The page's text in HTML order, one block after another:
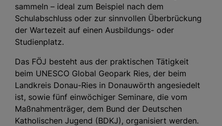
sammeln – ideal zum Beispiel nach dem
Schulabschluss oder zur sinnvollen Überbrückung
der Wartezeit auf einen Ausbildungs- oder
Studienplatz.
Das FÖJ besteht aus der praktischen Tätigkeit
beim UNESCO Global Geopark Ries, der beim
Landkreis Donau-Ries in Donauwörth angesiedelt
ist, sowie fünf einwöchiger Seminare, die vom
Maßnahmenträger, dem Bund der Deutschen
Katholischen Jugend (BDKJ), organisiert werden.